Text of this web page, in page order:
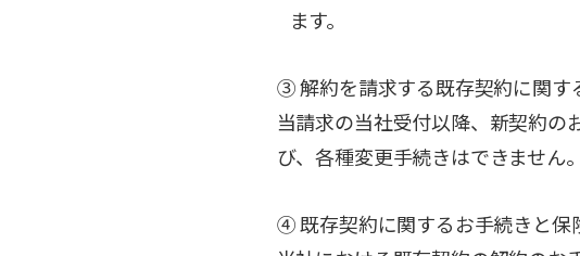
ます。
③ 解約を請求する既存契約に関す
当請求の当社受付以降、新契約の
び、各種変更手続きはできません。
④ 既存契約に関するお手続きと保